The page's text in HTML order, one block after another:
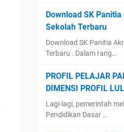
Download SK
Sekolah Terbaru
Download SK Panitia
Terbaru . Dalam rang…
PROFIL PELAJAR
DIMENSI PROFIL
Lagi-lagi, pemerintah
Pendidikan Dasar …